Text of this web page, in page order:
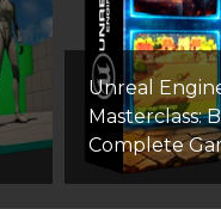
Unreal
Masterclass:
Complete